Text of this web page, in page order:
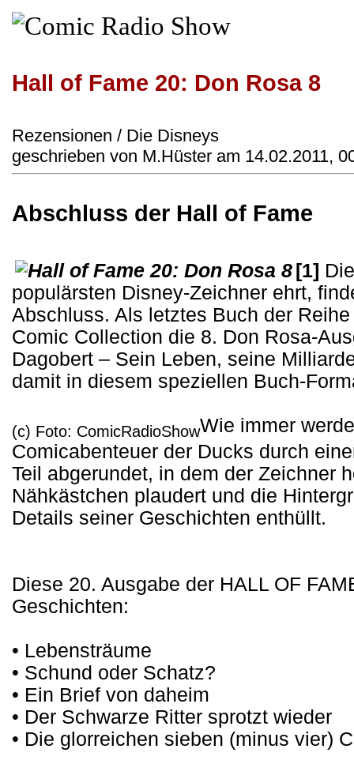
Hall of Fame 20: Don Rosa 8
Rezensionen / Die Disneys
geschrieben von M.Hüster am 14.02.2011,
Abschluss der Hall of Fame
[1]
populärsten Disney-Zeichner ehrt,
Abschluss. Als letztes Buch der
Comic Collection die 8. Don Rosa-
Dagobert – Sein Leben, seine
damit in diesem speziellen Buch-
(c) Foto: ComicRadioShowWie immer
Comicabenteuer der Ducks durch
Teil abgerundet, in dem der Zeichner
Nähkästchen plaudert und die
Details seiner Geschichten enthüllt.
Diese 20. Ausgabe der HALL OF
Geschichten:
• Lebensträume
• Schund oder Schatz?
• Ein Brief von daheim
• Der Schwarze Ritter sprotzt wieder
• Die glorreichen sieben (minus vier)